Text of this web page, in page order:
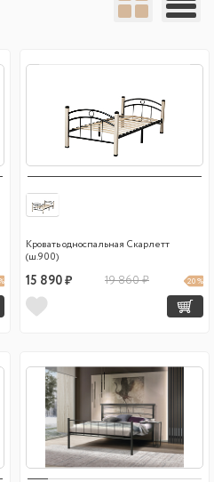
Кровать односпальная Скарлетт
(ш.900)
15 890 ₽ 19 860 ₽ 20 %